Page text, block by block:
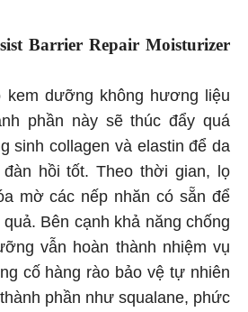
Barrier Repair Moisturizer
kem dưỡng không hương liệu
phần này sẽ thúc đẩy quá
sinh collagen và elastin để da
hồi tốt. Theo thời gian, lọ
mờ các nếp nhăn có sẵn để
Bên cạnh khả năng chống
vẫn hoàn thành nhiệm vụ
cố hàng rào bảo vệ tự nhiên
phần như squalane, phức